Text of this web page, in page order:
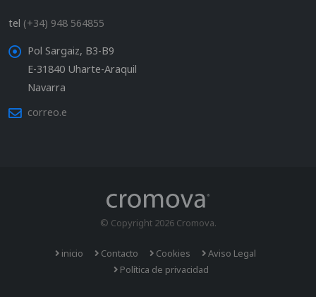
tel (+34) 948 564855
Pol Sargaiz, B3-B9
E-31840 Uharte-Araquil
Navarra
correo.e
© Copyright 2026 Cromova.
inicio Contacto Cookies
Aviso Legal
Política de privacidad